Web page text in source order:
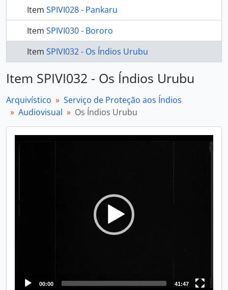
Item SPIVI028 - Pankaru
Item SPIVI030 - Bororo
Item SPIVI032 - Os Índios Urubu
Item SPIVI032 - Os Índios Urubu
Arquivístico
Serviço de Proteção aos Índios
Audiovisual
Os Índios Urubu
00:00 41:47